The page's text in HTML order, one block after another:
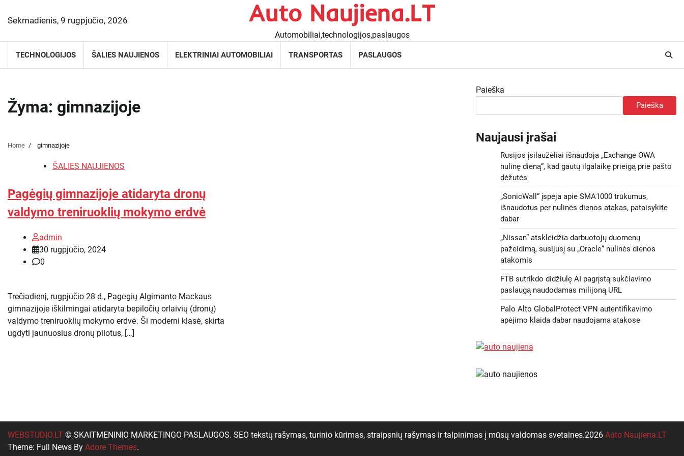
Sekmadienis, 9 rugpjūčio, 2026 Auto Naujiena.LT
Automobiliai,technologijos,paslaugos
TECHNOLOGIJOS ŠALIES NAUJIENOS ELEKTRINIAI AUTOMOBILIAI TRANSPORTAS PASLAUGOS
Žyma: gimnazijoje
Home gimnazijoje
ŠALIES NAUJIENOS
Pagėgių gimnazijoje atidaryta dronų
valdymo treniruoklių mokymo erdvė
admin
30 rugpjūčio, 2024
0
Trečiadienį, rugpjūčio 28 d., Pagėgių Algimanto Mackaus
gimnazijoje iškilmingai atidaryta bepiločių orlaivių (dronų)
valdymo treniruoklių mokymo erdvė. Ši moderni klasė, skirta
ugdyti jaunuosius dronų pilotus, […]
Paieška
Paieška
Naujausi įrašai
Rusijos įsilaužėliai išnaudoja „Exchange OWA
nulinę dieną“, kad gautų ilgalaikę prieigą prie pašto
dėžutės
„SonicWall“ įspėja apie SMA1000 trūkumus,
išnaudotus per nulinės dienos atakas, pataisykite
dabar
„Nissan“ atskleidžia darbuotojų duomenų
pažeidimą, susijusį su „Oracle“ nulinės dienos
atakomis
FTB sutrikdo didžiulę AI pagrįstą sukčiavimo
paslaugą naudodamas milijoną URL
Palo Alto GlobalProtect VPN autentifikavimo
apėjimo klaida dabar naudojama atakose
WEBSTUDIO.LT © SKAITMENINIO MARKETINGO PASLAUGOS. SEO tekstų rašymas, turinio kūrimas, straipsnių rašymas ir talpinimas į mūsų valdomas svetaines.2026 Auto Naujiena.LT
Theme: Full News By Adore Themes.